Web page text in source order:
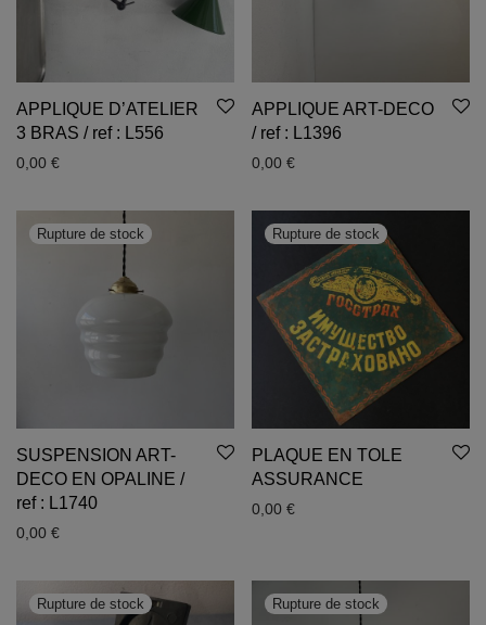
APPLIQUE D’ATELIER
3 BRAS / ref : L556
0,00 €
APPLIQUE ART-DECO
/ ref : L1396
0,00 €
SUSPENSION ART-
DECO EN OPALINE /
ref : L1740
0,00 €
PLAQUE EN TOLE
ASSURANCE
0,00 €